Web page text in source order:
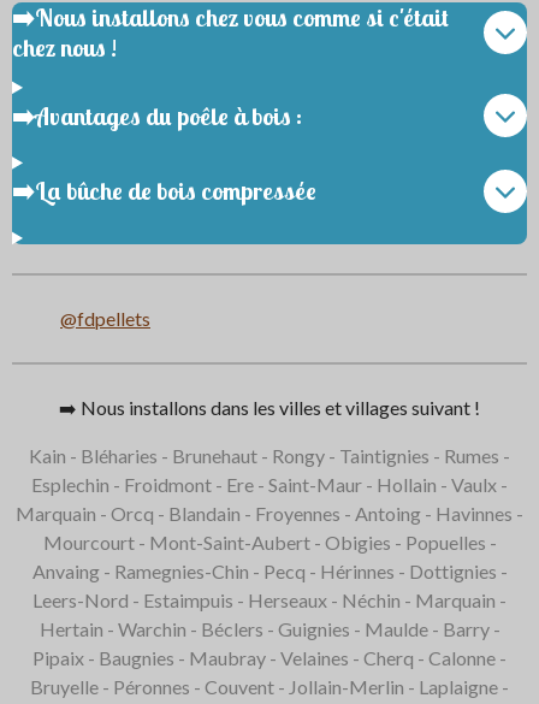
➡️Nous installons chez vous comme si c'était
chez nous !
➡️Avantages du poêle à bois :
➡️La bûche de bois compressée
@fdpellets
➡️ Nous installons dans les villes et villages suivant !
Kain - Bléharies - Brunehaut - Rongy - Taintignies - Rumes -
Esplechin - Froidmont - Ere - Saint-Maur - Hollain - Vaulx -
Marquain - Orcq - Blandain - Froyennes - Antoing - Havinnes -
Mourcourt - Mont-Saint-Aubert - Obigies - Popuelles -
Anvaing - Ramegnies-Chin - Pecq - Hérinnes - Dottignies -
Leers-Nord - Estaimpuis - Herseaux - Néchin - Marquain -
Hertain - Warchin - Béclers - Guignies - Maulde - Barry -
Pipaix - Baugnies - Maubray - Velaines - Cherq - Calonne -
Bruyelle - Péronnes - Couvent - Jollain-Merlin - Laplaigne -